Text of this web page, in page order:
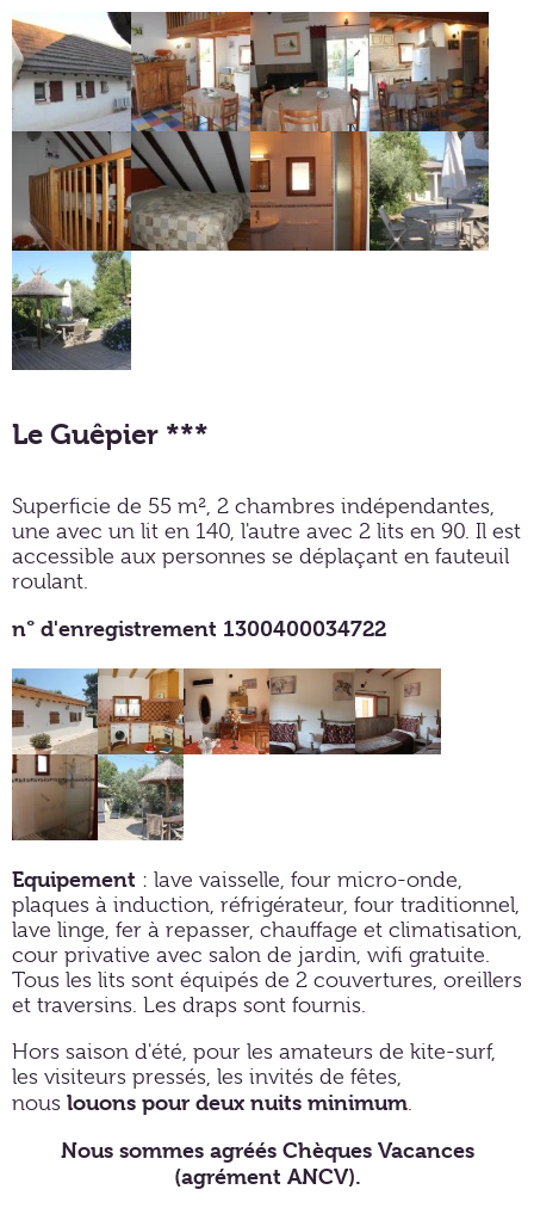
Le Guêpier ***
Superficie de 55 m², 2 chambres indépendantes,
une avec un lit en 140, l'autre avec 2 lits en 90. Il est
accessible aux personnes se déplaçant en fauteuil
roulant.
n° d'enregistrement 1300400034722
Equipement : lave vaisselle, four micro-onde,
plaques à induction, réfrigérateur, four traditionnel,
lave linge, fer à repasser, chauffage et climatisation,
cour privative avec salon de jardin, wifi gratuite.
Tous les lits sont équipés de 2 couvertures, oreillers
et traversins. Les draps sont fournis.
Hors saison d'été, pour les amateurs de kite-surf,
les visiteurs pressés, les invités de fêtes,
nous louons pour deux nuits minimum.
Nous sommes agréés Chèques Vacances
(agrément ANCV).